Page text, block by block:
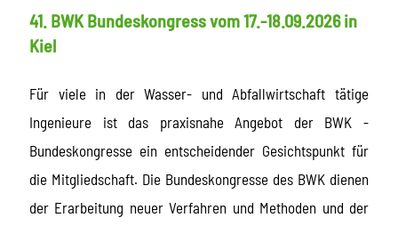
41. BWK Bundeskongress vom 17.-18.09.2026 in
Kiel
Für viele in der Wasser- und Abfallwirtschaft tätige
Ingenieure ist das praxisnahe Angebot der BWK -
Bundeskongresse ein entscheidender Gesichtspunkt für
die Mitgliedschaft. Die Bundeskongresse des BWK dienen
der Erarbeitung neuer Verfahren und Methoden und der